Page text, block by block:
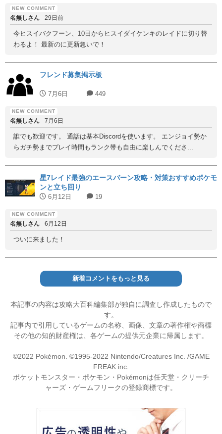
名無しさん 29日前
今ヒスイバクフーン、10日からヒスイダイケンキのレイドに切り替
わるよ！ 最新のに更新急いで！
フレンド募集掲示板
7月6日 449
名無しさん 7月6日
誰でも歓迎です。 通話は基本Discordを使います。 エンジョイ勢か
らガチ勢までプレイ時間もランク帯も自由に楽しんでくださ...
星7レイド最強のエースバーン攻略・対策おすすめポケモ
ンと立ち回り
6月12日 19
名無しさん 6月12日
ついに来ました！
新着コメントをもっと見る
本記事の内容は攻略大百科編集部が独自に調査し作成したもので
す。
記事内で引用しているゲームの名称、画像、文章の著作権や商標
その他の知的財産権は、各ゲームの提供元企業に帰属します。
©2022 Pokémon. ©1995-2022 Nintendo/Creatures Inc. /GAME
FREAK inc.
ポケットモンスター・ポケモン・Pokémonは任天堂・クリーチ
ャーズ・ゲームフリークの登録商標です。